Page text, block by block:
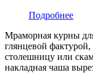
Подробнее
Мраморная курны
глянцевой
столешницу или
накладная чаша